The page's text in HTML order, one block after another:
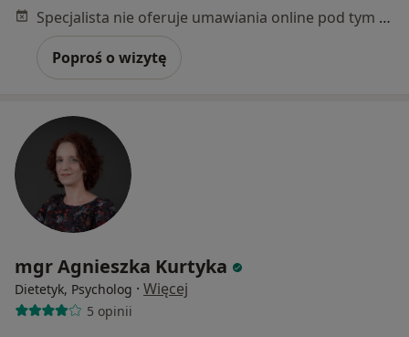
Specjalista nie oferuje umawiania online pod tym adresem.
Poproś o wizytę
mgr Agnieszka Kurtyka
Dietetyk, Psycholog · Więcej
5 opinii